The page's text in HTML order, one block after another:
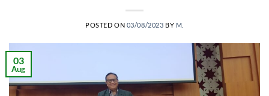
POSTED ON 03/08/2023 BY M.
03
Aug